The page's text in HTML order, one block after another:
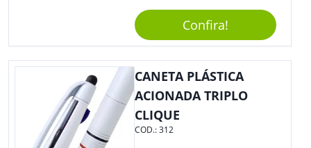
Empresa Em Eventos,
Reuniões Corporativas Ou Até
Mesmo Para Presentear
Colaboradores E Parceiros De
Sua Empresa.
Confira!
CANETA PLÁSTICA
ACIONADA TRIPLO
CLIQUE
COD.:312